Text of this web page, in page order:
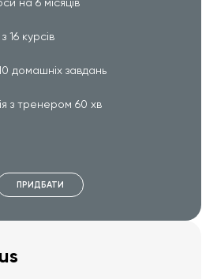
16 курсів
домашніх завдань
з тренером 60 хв
ПРИДБАТИ